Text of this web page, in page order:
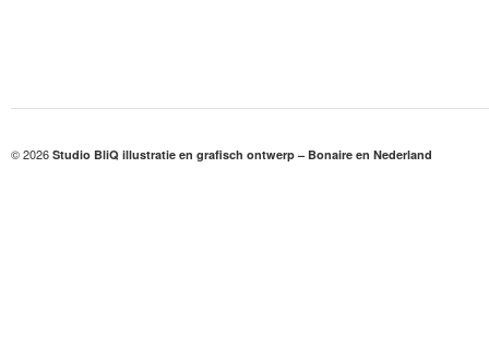
© 2026 Studio BliQ illustratie en grafisch ontwerp – Bonaire en Nederland